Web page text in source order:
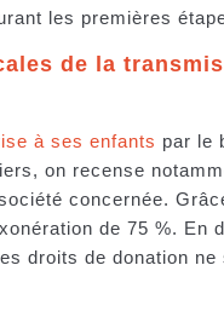
les premières
de la
à ses enfants par le
on recense
concernée.
de 75 %. En
droits de donation